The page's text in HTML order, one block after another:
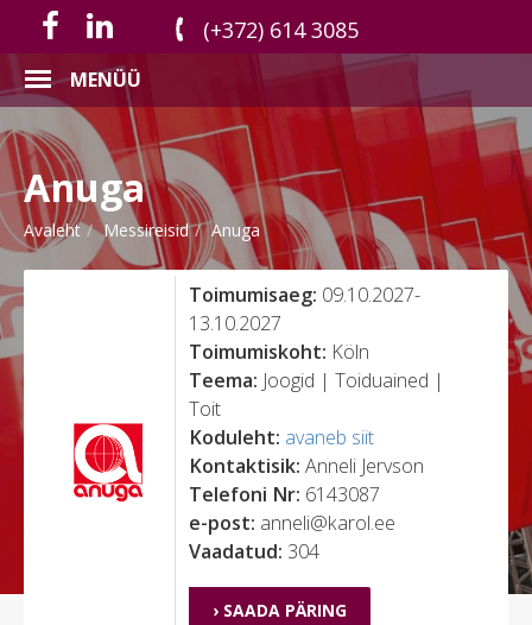
(+372) 614 3085
MENÜÜ
Anuga
Avaleht Messireisid Anuga
Toimumisaeg: 09.10.2027-
13.10.2027
Toimumiskoht: Köln
Teema: Joogid | Toiduained |
Toit
Koduleht: avaneb siit
Kontaktisik:Anneli Jervson
Telefoni Nr: 6143087
e-post: anneli@karol.ee
Vaadatud: 304
› SAADA PÄRING